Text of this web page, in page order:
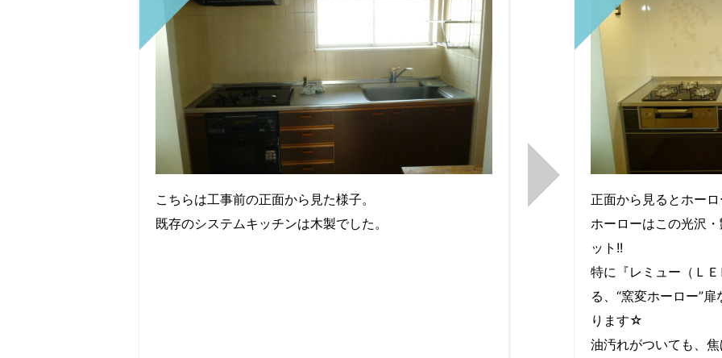
こちらは工事前の正面から見た様子。
既存のシステムキッチンは木製でした。
正面から見るとホー
ホーローはこの光沢
ット!!
特に『レミュー（Ｌ
る、“窯変ホーロー”
ります☆
油汚れがついても、